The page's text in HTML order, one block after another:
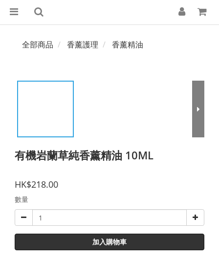
全部商品 香薰護理 香薰精油
有機岩蘭草純香薰精油 10ML
HK$218.00
數量
加入購物車